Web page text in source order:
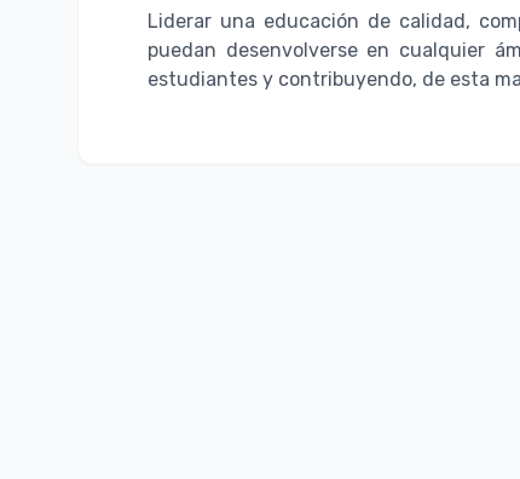
Liderar una educación de calidad,
puedan desenvolverse en cualquier
estudiantes y contribuyendo, de esta